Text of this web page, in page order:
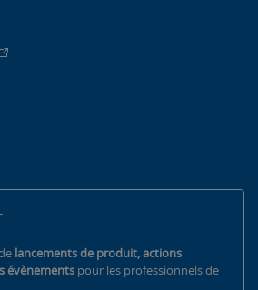
lancements de produit, actions
évènements pour les professionnels de